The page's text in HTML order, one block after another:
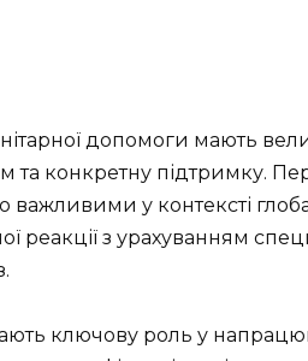
допомоги мають
та конкретну підтримку.
важливими у контексті
реакції з урахуванням
ключову роль у